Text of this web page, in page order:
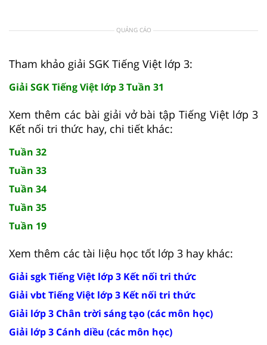
QUẢNG CÁO
Tham khảo giải SGK Tiếng Việt lớp 3:
Giải SGK Tiếng Việt lớp 3 Tuần 31
Xem thêm các bài giải vở bài tập Tiếng Việt lớp 3
Kết nối tri thức hay, chi tiết khác:
Tuần 32
Tuần 33
Tuần 34
Tuần 35
Tuần 19
Xem thêm các tài liệu học tốt lớp 3 hay khác:
Giải sgk Tiếng Việt lớp 3 Kết nối tri thức
Giải vbt Tiếng Việt lớp 3 Kết nối tri thức
Giải lớp 3 Chân trời sáng tạo (các môn học)
Giải lớp 3 Cánh diều (các môn học)